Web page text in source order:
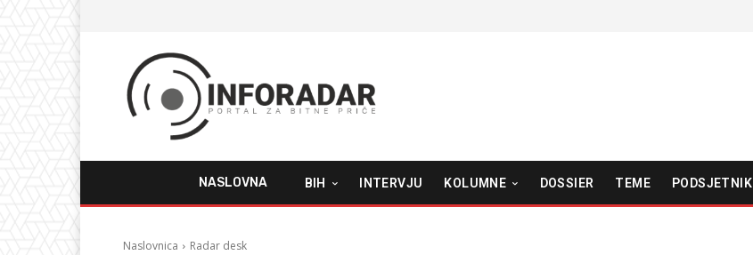
NASLOVNA BIH INTERVJU KOLUMNE DOSSIER TEME PODSJETNIK
Naslovnica Radar desk